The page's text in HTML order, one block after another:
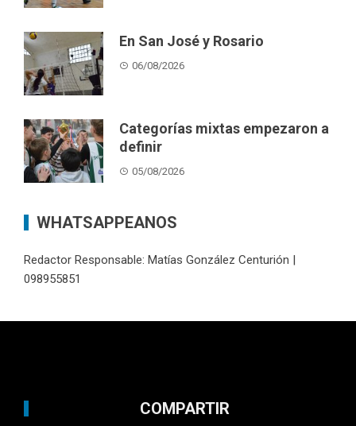
En San José y Rosario
06/08/2026
Categorías mixtas empezaron a
definir
05/08/2026
WHATSAPPEANOS
Redactor Responsable: Matías González Centurión |
098955851
COMPARTIR